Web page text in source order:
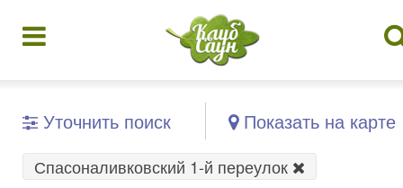
Уточнить поиск Показать на карте
Спасоналивковский 1-й переулок